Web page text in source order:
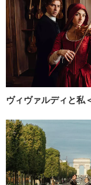
ヴィヴァルディと私